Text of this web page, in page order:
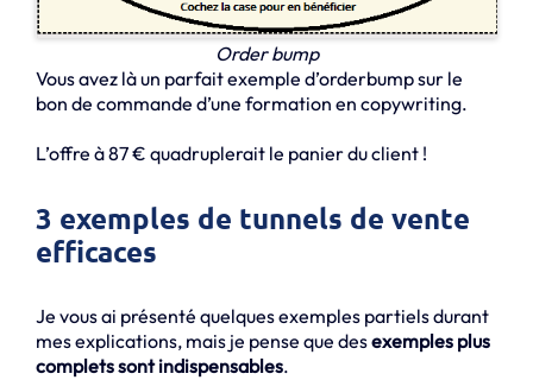
Order bump
Vous avez là un parfait exemple d’orderbump sur le
bon de commande d’une formation en copywriting.
L’offre à 87 € quadruplerait le panier du client !
3 exemples de tunnels de vente
efficaces
Je vous ai présenté quelques exemples partiels durant
mes explications, mais je pense que desexemples plus
complets sont indispensables.